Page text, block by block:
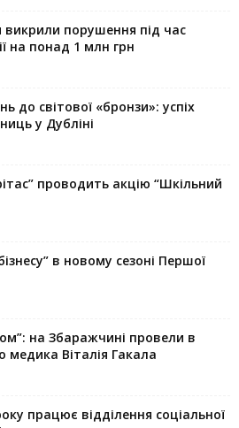
викрили порушення під час
на понад 1 млн грн
до світової «бронзи»: успіх
у Дубліні
проводить акцію “Шкільний
в новому сезоні Першої
на Збаражчині провели в
Віталія Гакала
працює відділення соціальної